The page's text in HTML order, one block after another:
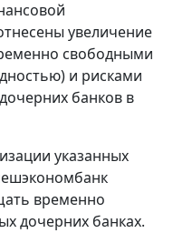
увеличение
свободными
и рисками
банков в
указанных
временно
дочерних банках.